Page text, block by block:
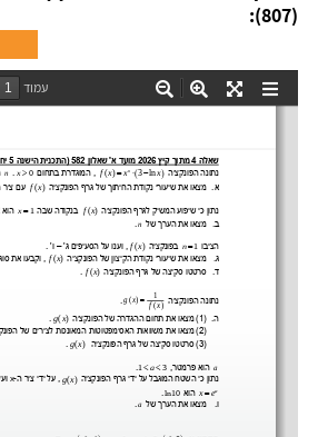
(807):